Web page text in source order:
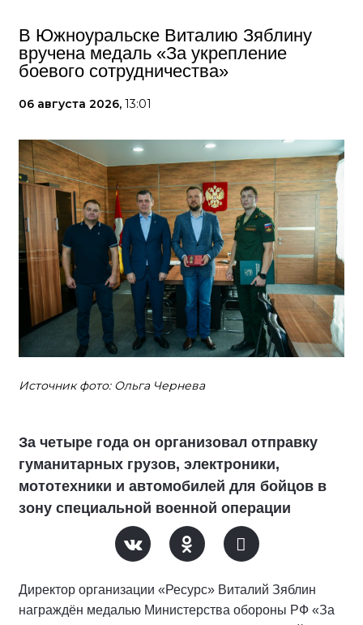
В Южноуральске Виталию Зяблину
вручена медаль «За укрепление
боевого сотрудничества»
06 августа 2026, 13:01
Источник фото: Ольга Чернева
За четыре года он организовал отправку
гуманитарных грузов, электроники,
мототехники и автомобилей для бойцов в
зону специальной военной операции
Директор организации «Ресурс» Виталий Зяблин
награждён медалью Министерства обороны РФ «За